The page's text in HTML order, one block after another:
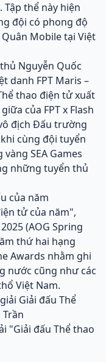
Tập thể này hiện
đội có phong độ
Mobile tại Việt
Nguyễn Quốc
danh FPT Maris –
thao điện tử xuất
của FPT x Flash
địch Đấu trường
cùng đội tuyển
SEA Games
những tuyển thủ
của năm
tử của năm",
(AOG Spring
thứ hai hạng
Awards nhằm ghi
nước cũng như các
Việt Nam.
"Giải đấu Thể thao